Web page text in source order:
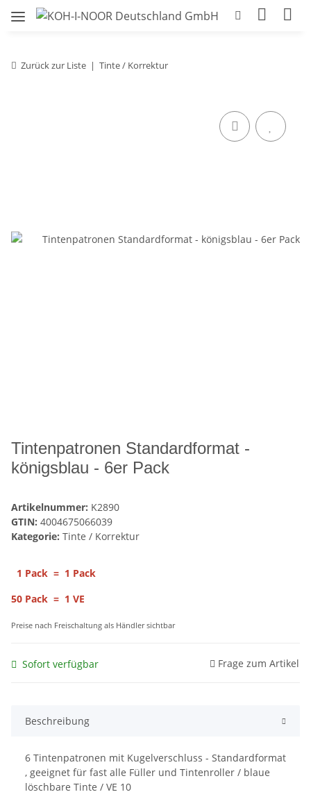
Zurück zur Liste Tinte / Korrektur
Tintenpatronen Standardformat -
königsblau - 6er Pack
Artikelnummer: K2890
GTIN: 4004675066039
Kategorie: Tinte / Korrektur
1 Pack = 1 Pack
50 Pack = 1 VE
Preise nach Freischaltung als Händler sichtbar
Sofort verfügbar Frage zum Artikel
Beschreibung
6 Tintenpatronen mit Kugelverschluss - Standardformat
, geeignet für fast alle Füller und Tintenroller / blaue
löschbare Tinte / VE 10